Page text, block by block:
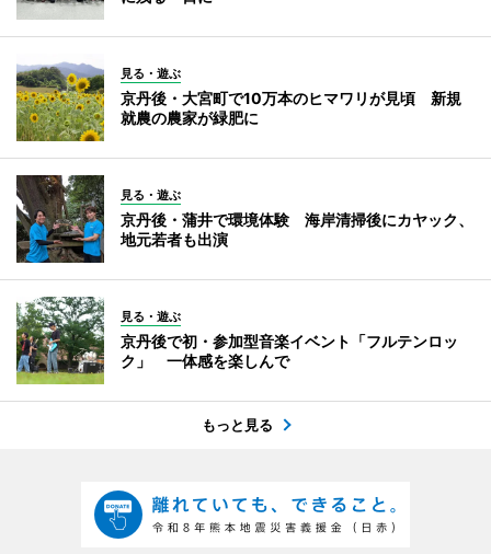
見る・遊ぶ
京丹後・大宮町で10万本のヒマワリが見頃 新規
就農の農家が緑肥に
見る・遊ぶ
京丹後・蒲井で環境体験 海岸清掃後にカヤック、
地元若者も出演
見る・遊ぶ
京丹後で初・参加型音楽イベント「フルテンロッ
ク」 一体感を楽しんで
もっと見る